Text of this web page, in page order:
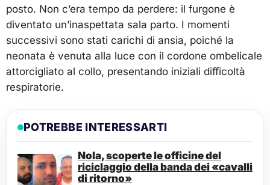
posto. Non c’era tempo da perdere: il furgone è
diventato un’inaspettata sala parto. I momenti
successivi sono stati carichi di ansia, poiché la
neonata è venuta alla luce con il cordone ombelicale
attorcigliato al collo, presentando iniziali difficoltà
respiratorie.
POTREBBE INTERESSARTI
Nola, scoperte le officine del
riciclaggio della banda dei «cavalli
di ritorno»